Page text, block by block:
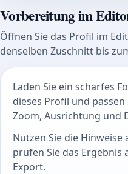
Vorbereitung im
Öffnen Sie das Profil im
denselben Zuschnitt bis
Laden Sie ein scharfes
dieses Profil und
Zoom, Ausrichtung und
Nutzen Sie die
prüfen Sie das Ergebnis
Export.